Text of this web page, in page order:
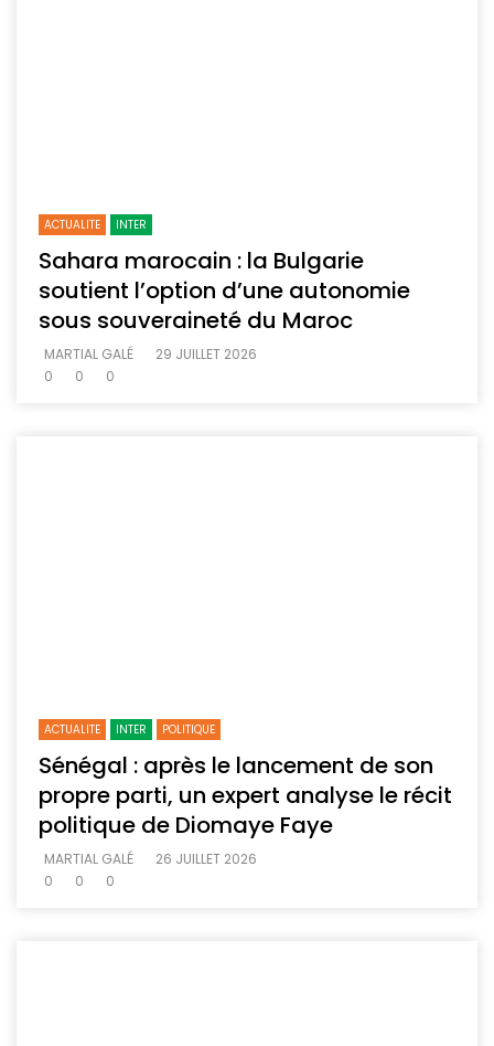
ACTUALITE INTER
Sahara marocain : la Bulgarie
soutient l’option d’une autonomie
sous souveraineté du Maroc
MARTIAL GALÉ
29 JUILLET 2026
0
0 0
ACTUALITE INTER POLITIQUE
Sénégal : après le lancement de son
propre parti, un expert analyse le récit
politique de Diomaye Faye
MARTIAL GALÉ
26 JUILLET 2026
0
0 0